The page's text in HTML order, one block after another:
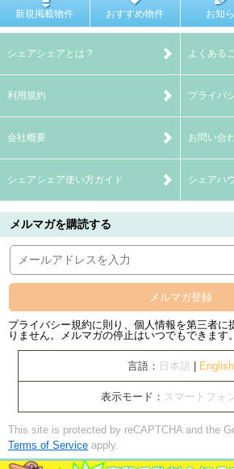
新規掲載物件 おすすめ物件 お知
シェアシェアとは？ よくある
利用規約 プライバ
会社概要 お問い合
シェアシェア使い方ガイド シェアハ
メルマガを購読する
メルマガ登録
プライバシー規約に則り、個人情報を第三者に
りません。メルマガの停止はいつでもできます。
言語： 日本語 English
表示モード： スマートフォ
This site is protected by reCAPTCHA and the
Terms of Service apply.